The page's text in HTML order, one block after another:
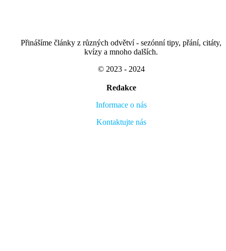
Přinášíme články z různých odvětví - sezónní tipy, přání, citáty,
kvízy a mnoho dalších.
© 2023 - 2024
Redakce
Informace o nás
Kontaktujte nás